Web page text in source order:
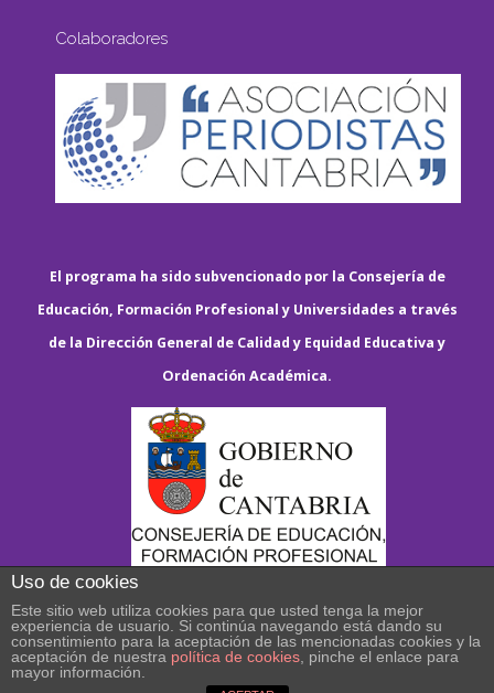
Colaboradores
El programa ha sido subvencionado por la Consejería de
Educación, Formación Profesional y Universidades a través
de la Dirección General de Calidad y Equidad Educativa y
Ordenación Académica.
Uso de cookies
Este sitio web utiliza cookies para que usted tenga la mejor
experiencia de usuario. Si continúa navegando está dando su
consentimiento para la aceptación de las mencionadas cookies y la
aceptación de nuestra política de cookies , pinche el enlace para
mayor información.